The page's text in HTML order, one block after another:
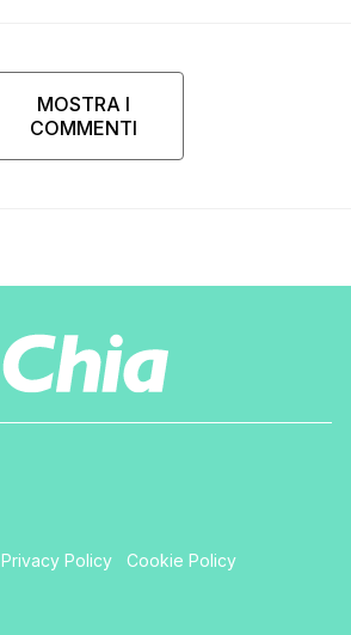
MOSTRA I
COMMENTI
Privacy Policy
Cookie Policy